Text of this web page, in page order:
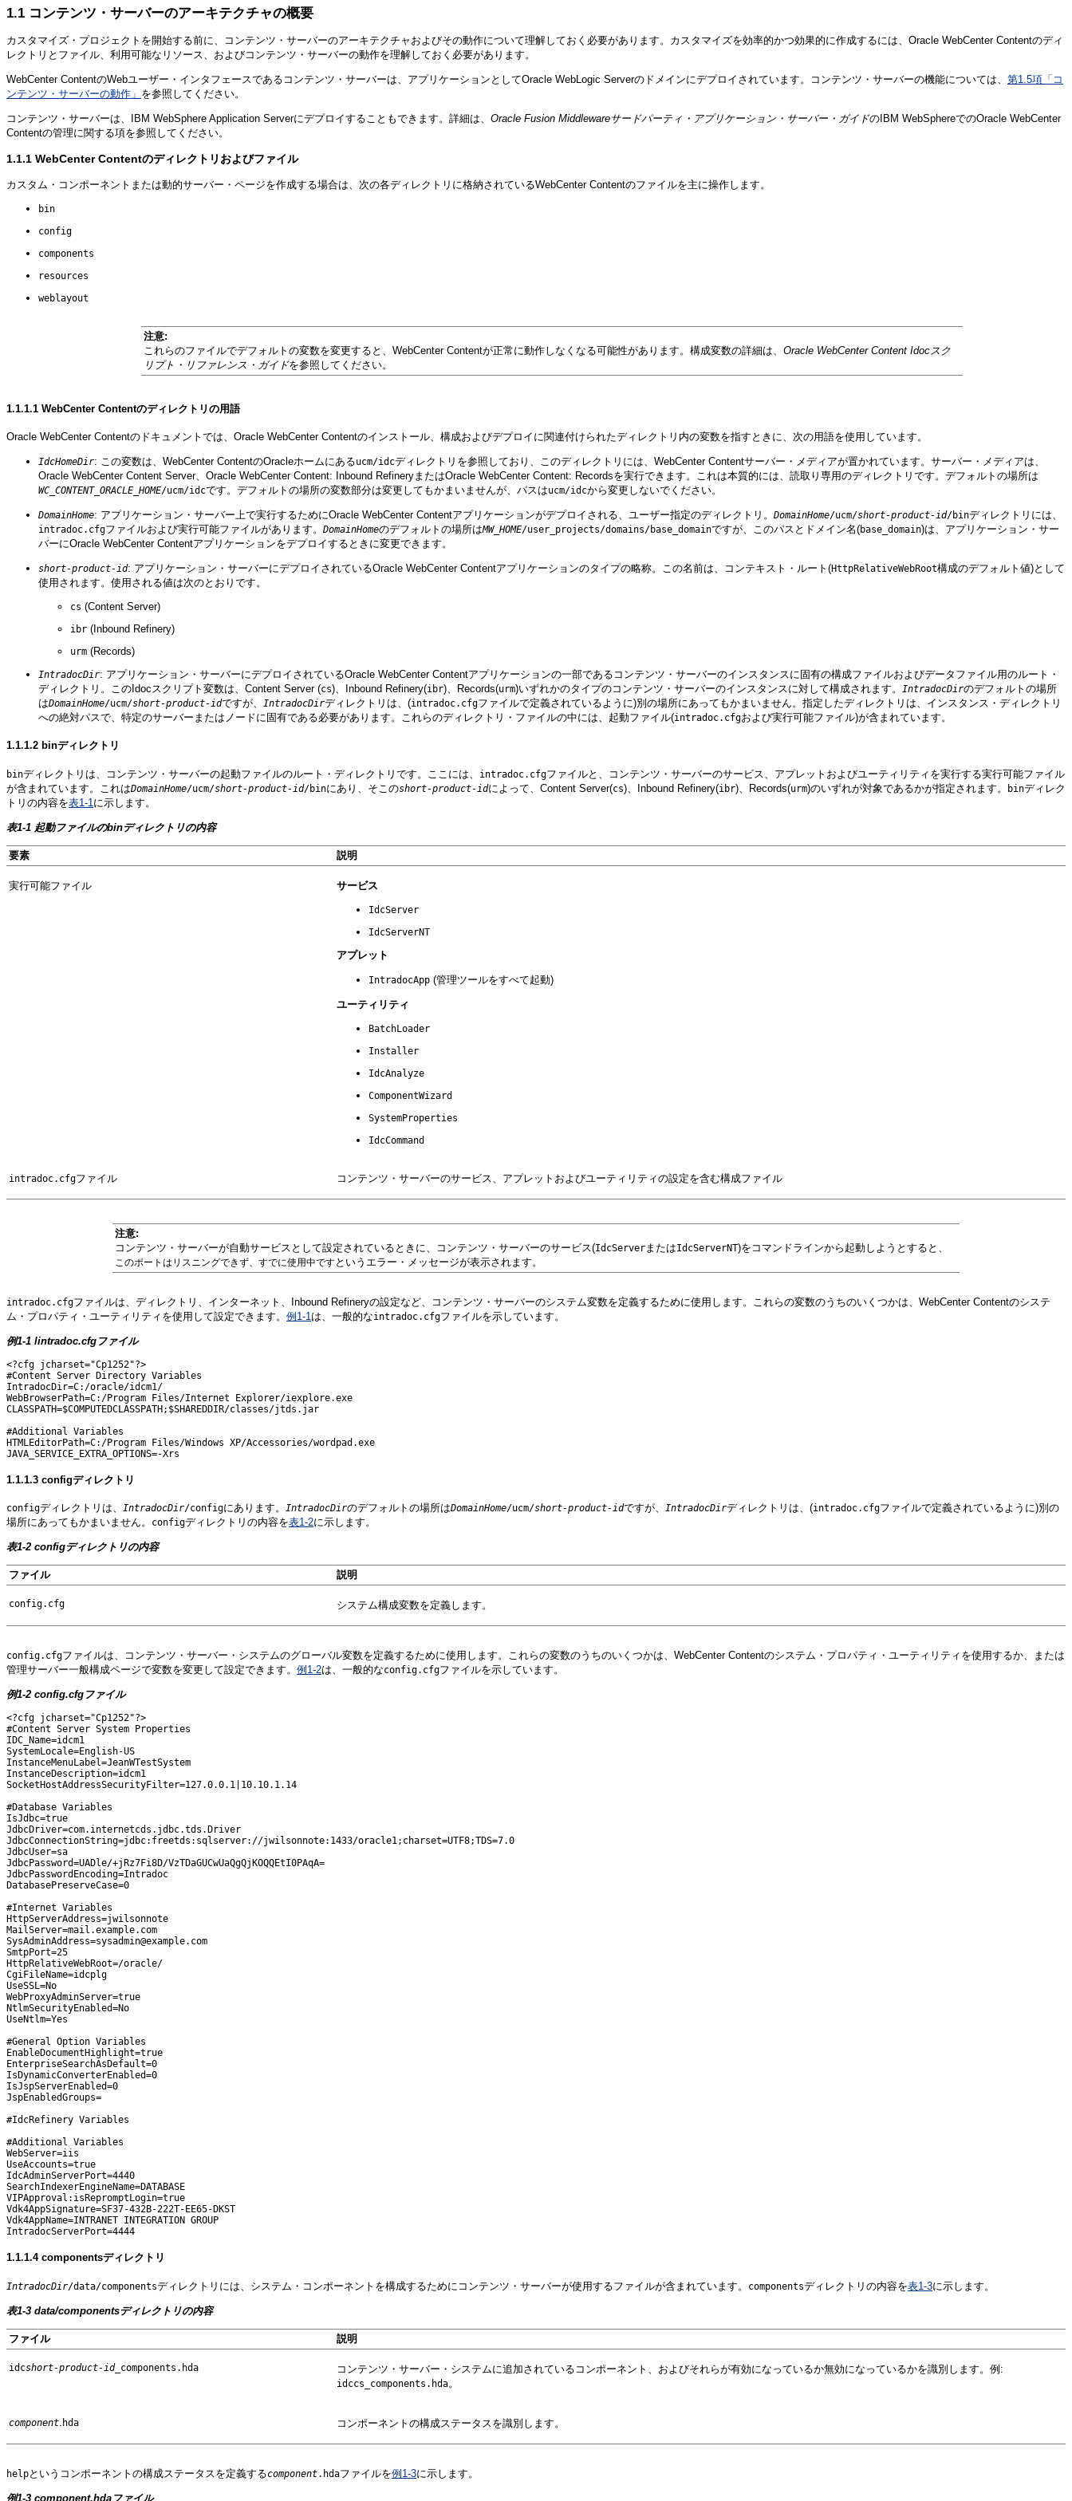
1.1 コンテンツ・サーバーのアーキテクチャの概要
カスタマイズ・プロジェクトを開始する前に、コンテンツ・サーバーのアーキテクチャおよびその動作について理解しておく必要があります。カスタマイズを効率的かつ効果的に作成するには、Oracle WebCenter Contentのディ
レクトリとファイル、利用可能なリソース、およびコンテンツ・サーバーの動作を理解しておく必要があります。
WebCenter ContentのWebユーザー・インタフェースであるコンテンツ・サーバーは、アプリケーションとしてOracle WebLogic Serverのドメインにデプロイされています。コンテンツ・サーバーの機能については、 第1.5項「コ
ンテンツ・サーバーの動作」 を参照してください。
コンテンツ・サーバーは、IBM WebSphere Application Serverにデプロイすることもできます。詳細は、 Oracle Fusion Middlewareサードパーティ・アプリケーション・サーバー・ガイドのIBM WebSphereでのOracle WebCenter
Contentの管理に関する項を参照してください。
1.1.1 WebCenter Contentのディレクトリおよびファイル
カスタム・コンポーネントまたは動的サーバー・ページを作成する場合は、次の各ディレクトリに格納されているWebCenter Contentのファイルを主に操作します。
bin
config
components
resources
weblayout
注意:
これらのファイルでデフォルトの変数を変更すると、WebCenter Contentが正常に動作しなくなる可能性があります。構成変数の詳細は、 Oracle WebCenter Content Idocスク
リプト・リファレンス・ガイドを参照してください。
1.1.1.1 WebCenter Contentのディレクトリの用語
Oracle WebCenter Contentのドキュメントでは、Oracle WebCenter Contentのインストール、構成およびデプロイに関連付けられたディレクトリ内の変数を指すときに、次の用語を使用しています。
IdcHomeDir: この変数は、WebCenter ContentのOracleホームにあるucm/idcディレクトリを参照しており、このディレクトリには、WebCenter Contentサーバー・メディアが置かれています。サーバー・メディアは、
Oracle WebCenter Content Server、Oracle WebCenter Content: Inbound RefineryまたはOracle WebCenter Content: Recordsを実行できます。これは本質的には、読取り専用のディレクトリです。デフォルトの場所は
WC_CONTENT_ORACLE_HOME/ucm/idcです。デフォルトの場所の変数部分は変更してもかまいませんが、パスはucm/idcから変更しないでください。
DomainHome: アプリケーション・サーバー上で実行するためにOracle WebCenter Contentアプリケーションがデプロイされる、ユーザー指定のディレクトリ。 DomainHome/ucm/short-product-id/binディレクトリには、
intradoc.cfgファイルおよび実行可能ファイルがあります。 DomainHomeのデフォルトの場所はMW_HOME/user_projects/domains/base_domainですが、このパスとドメイン名(base_domain)は、アプリケーション・サー
バーにOracle WebCenter Contentアプリケーションをデプロイするときに変更できます。
short-product-id: アプリケーション・サーバーにデプロイされているOracle WebCenter Contentアプリケーションのタイプの略称。この名前は、コンテキスト・ルート(HttpRelativeWebRoot構成のデフォルト値)として
使用されます。使用される値は次のとおりです。
cs (Content Server)
ibr (Inbound Refinery)
urm (Records)
IntradocDir: アプリケーション・サーバーにデプロイされているOracle WebCenter Contentアプリケーションの一部であるコンテンツ・サーバーのインスタンスに固有の構成ファイルおよびデータファイル用のルート・
ディレクトリ。このIdocスクリプト変数は、Content Server (cs)、Inbound Refinery(ibr)、Records(urm)いずれかのタイプのコンテンツ・サーバーのインスタンスに対して構成されます。 IntradocDirのデフォルトの場所
はDomainHome/ucm/short-product-idですが、 IntradocDirディレクトリは、(intradoc.cfgファイルで定義されているように)別の場所にあってもかまいません。指定したディレクトリは、インスタンス・ディレクトリ
への絶対パスで、特定のサーバーまたはノードに固有である必要があります。これらのディレクトリ・ファイルの中には、起動ファイル(intradoc.cfgおよび実行可能ファイル)が含まれています。
1.1.1.2 binディレクトリ
binディレクトリは、コンテンツ・サーバーの起動ファイルのルート・ディレクトリです。ここには、 intradoc.cfgファイルと、コンテンツ・サーバーのサービス、アプレットおよびユーティリティを実行する実行可能ファイル
が含まれています。これはDomainHome/ucm/short-product-id/binにあり、そこのshort-product-idによって、Content Server(cs)、Inbound Refinery(ibr)、Records(urm)のいずれが対象であるかが指定されます。 binディレク
トリの内容を表1-1 に示します。
表1-1 起動ファイルのbinディレクトリの内容
要素 説明
実行可能ファイル サービス
IdcServer
IdcServerNT
アプレット
IntradocApp (管理ツールをすべて起動)
ユーティリティ
BatchLoader
Installer
IdcAnalyze
ComponentWizard
SystemProperties
IdcCommand
intradoc.cfgファイル コンテンツ・サーバーのサービス、アプレットおよびユーティリティの設定を含む構成ファイル
注意:
コンテンツ・サーバーが自動サービスとして設定されているときに、コンテンツ・サーバーのサービス(IdcServer またはIdcServerNT)をコマンドラインから起動しようとすると、
このポートはリスニングできず、すでに使用中ですというエラー・メッセージが表示されます。
intradoc.cfgファイルは、ディレクトリ、インターネット、Inbound Refineryの設定など、コンテンツ・サーバーのシステム変数を定義するために使用します。これらの変数のうちのいくつかは、WebCenter Contentのシステ
ム・プロパティ・ユーティリティを使用して設定できます。 例1-1 は、一般的なintradoc.cfgファイルを示しています。
例1-1 lintradoc.cfgファイル
<?cfg jcharset="Cp1252"?>
#Content Server Directory Variables
IntradocDir=C:/oracle/idcm1/
WebBrowserPath=C:/Program Files/Internet Explorer/iexplore.exe
CLASSPATH=$COMPUTEDCLASSPATH;$SHAREDDIR/classes/jtds.jar
#Additional Variables
HTMLEditorPath=C:/Program Files/Windows XP/Accessories/wordpad.exe
1.1.1.3 configディレクトリ
configディレクトリは、 IntradocDir/configにあります。 IntradocDirのデフォルトの場所はDomainHome/ucm/short-product-idですが、 IntradocDirディレクトリは、(intradoc.cfgファイルで定義されているように)別の
場所にあってもかまいません。
configディレクトリの内容を表1-2に示します。
表1-2 configディレクトリの内容
ファイル 説明
config.cfg システム構成変数を定義します。
config.cfgファイルは、コンテンツ・サーバー・システムのグローバル変数を定義するために使用します。これらの変数のうちのいくつかは、WebCenter Contentのシステム・プロパティ・ユーティリティを使用するか、または
管理サーバー一般構成ページで変数を変更して設定できます。 例1-2は、一般的なconfig.cfgファイルを示しています。
例1-2 config.cfgファイル
<?cfg jcharset="Cp1252"?>
#Content Server System Properties
IDC_Name=idcm1
SystemLocale=English-US
InstanceMenuLabel=JeanWTestSystem
InstanceDescription=idcm1
SocketHostAddressSecurityFilter=127.0.0.1|10.10.1.14
#Database Variables
IsJdbc=true
JdbcDriver=com.internetcds.jdbc.tds.Driver
JdbcConnectionString=jdbc:freetds:sqlserver://jwilsonnote:1433/oracle1;charset=UTF8;TDS=7.0
JdbcUser=sa
JdbcPassword=UADle/+jRz7Fi8D/VzTDaGUCwUaQgQjKOQQEtI0PAqA=
JdbcPasswordEncoding=Intradoc
DatabasePreserveCase=0
#Internet Variables
HttpServerAddress=jwilsonnote
MailServer=mail.example.com
SysAdminAddress=sysadmin@example.com
SmtpPort=25
HttpRelativeWebRoot=/oracle/
CgiFileName=idcplg
UseSSL=No
WebProxyAdminServer=true
NtlmSecurityEnabled=No
UseNtlm=Yes
#General Option Variables
EnableDocumentHighlight=true
EnterpriseSearchAsDefault=0
IsDynamicConverterEnabled=0
IsJspServerEnabled=0
JspEnabledGroups=
#IdcRefinery Variables
#Additional Variables
WebServer=iis
UseAccounts=true
IdcAdminServerPort=4440
SearchIndexerEngineName=DATABASE
VIPApproval:isRepromptLogin=true
Vdk4AppSignature=SF37-432B-222T-EE65-DKST
Vdk4AppName=INTRANET INTEGRATION GROUP
1.1.1.4 componentsディレクトリ
IntradocDir/data/componentsディレクトリには、システム・コンポーネントを構成するためにコンテンツ・サーバーが使用するファイルが含まれています。 componentsディレクトリの内容を表1-3に示します。
表1-3 data/componentsディレクトリの内容
ファイル 説明
idcshort-product-id_components.hda コンテンツ・サーバー・システムに追加されているコンポーネント、およびそれらが有効になっているか無効になっているかを識別します。例:
idccs_components.hda。
component hda コンポーネントの構成ステータスを識別します。
helpというコンポーネントの構成ステータスを定義するcomponent.hdaファイルを例1-3に示します。
例1-3 component.hdaファイル